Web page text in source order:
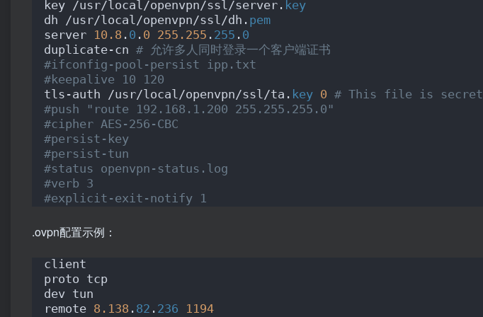
key /usr/local/openvpn/ssl/server. key
dh /usr/local/openvpn/ssl/dh. pem
server 10.8 . 0 . 0 255.255 . 255 . 0
duplicate-cn # 允许多人同时登录一个客户端证书
#ifconfig-pool-persist ipp.txt
#keepalive 10 120
tls-auth /usr/local/openvpn/ssl/ta. key 0 # This file is secret
#push "route 192.168.1.200 255.255.255.0"
#cipher AES-256-CBC
#persist-key
#persist-tun
#status openvpn-status.log
#verb 3
#explicit-exit-notify 1
.ovpn配置示例：
client
proto tcp
dev tun
remote 8.138 . 82 . 236
1194